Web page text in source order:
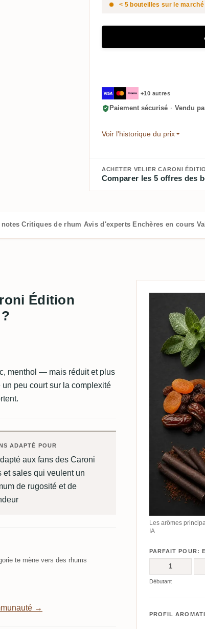
< 5 bouteilles sur le marché
+10 autres
Paiement sécurisé · Vendu
Voir l'historique du prix
ACHETER VELIER CARONI
Comparer les 5 offres des
Critiques de rhum Avis d'experts Enchères en cours
Édition
menthol — mais réduit et plus
peu court sur la complexité
ADAPTÉ POUR
aux fans des Caroni
et sales qui veulent un
de rugosité et de
te mène vers des rhums
→
Les arômes
IA
PARFAIT POUR:
1
Débutant
PROFIL